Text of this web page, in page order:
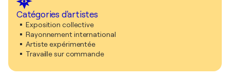
Catégories d'artistes
Exposition collective
Rayonnement international
Artiste expérimentée
Travaille sur commande